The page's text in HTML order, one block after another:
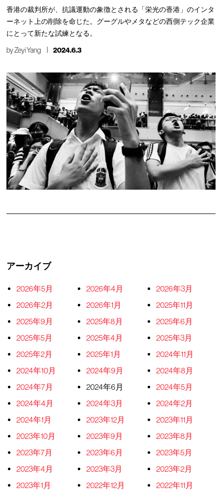
香港の裁判所が、抗議運動の象徴とされる「栄光の香港」のインタ
ーネット上の削除を命じた。グーグルやメタなどの西側テック企業
にとって新たな試練となる。
byZeyi Yang 2024.6.3
アーカイブ
2026年5月 2026年4月
2026年3月
2026年2月
2026年1月
2025年11月
2025年9月
2025年8月
2025年6月
2025年5月
2025年4月
2025年3月
2025年2月
2025年1月
2024年11月
2024年10月
2024年9月
2024年8月
2024年7月
2024年6月
2024年5月
2024年4月
2024年3月
2024年2月
2024年1月
2023年12月
2023年11月
2023年10月
2023年9月
2023年8月
2023年7月
2023年6月
2023年5月
2023年4月
2023年3月
2023年2月
2023年1月
2022年12月
2022年11月